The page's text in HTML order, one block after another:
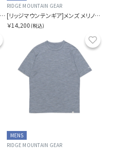
[ザ・ノース・フェイス]スリーブレスGTDメランジクルー
RIDGE MOUNTAIN GEAR
[リッジマウンテンギア]メンズ メリノベーシックショートスリーブTシャツ マイクロボーダー
￥14,200 (税込)
お気に入り
MENS
RIDGE MOUNTAIN GEAR